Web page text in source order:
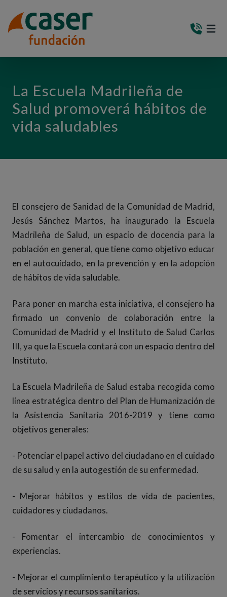
La Escuela Madrileña de
Salud promoverá hábitos de
vida saludables
El consejero de Sanidad de la Comunidad de Madrid,
Jesús Sánchez Martos, ha inaugurado la Escuela
Madrileña de Salud, un espacio de docencia para la
población en general, que tiene como objetivo educar
en el autocuidado, en la prevención y en la adopción
de hábitos de vida saludable.
Para poner en marcha esta iniciativa, el consejero ha
firmado un convenio de colaboración entre la
Comunidad de Madrid y el Instituto de Salud Carlos
III, ya que la Escuela contará con un espacio dentro del
Instituto.
La Escuela Madrileña de Salud estaba recogida como
línea estratégica dentro del Plan de Humanización de
la Asistencia Sanitaria 2016-2019 y tiene como
objetivos generales:
- Potenciar el papel activo del ciudadano en el cuidado
de su salud y en la autogestión de su enfermedad.
- Mejorar hábitos y estilos de vida de pacientes,
cuidadores y ciudadanos.
- Fomentar el intercambio de conocimientos y
experiencias.
- Mejorar el cumplimiento terapéutico y la utilización
de servicios y recursos sanitarios.